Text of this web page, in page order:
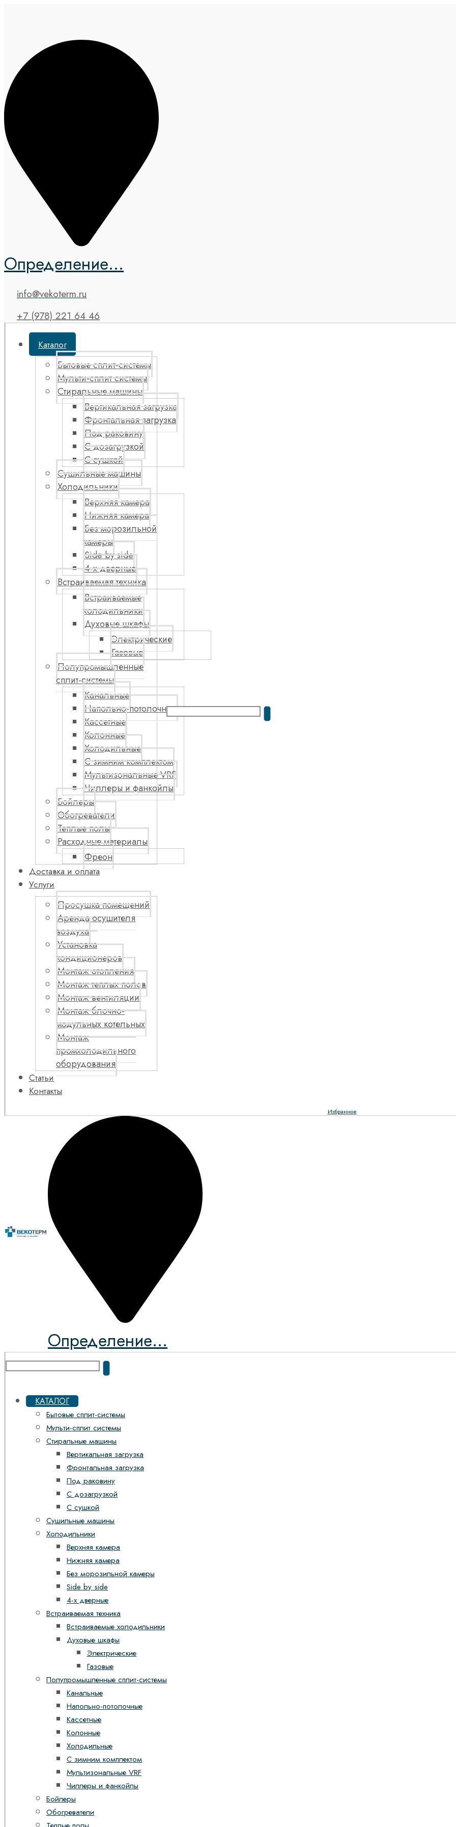
Определение...
info@vekoterm.ru
+7 (978) 221 64 46
Каталог
Бытовые сплит-системы
Мульти-сплит системы
Стиральные машины
Вертикальная загрузка
Фронтальная загрузка
Под раковину
С дозагрузкой
С сушкой
Сушильные машины
Холодильники
Верхняя камера
Нижняя камера
Без морозильной
камеры
Side by side
4-х дверные
Встраиваемая техника
Встраиваемые
холодильники
Духовые шкафы
Электрические
Газовые
Полупромышленные
сплит-системы
Канальные
Напольно-потолочные
Кассетные
Колонные
Холодильные
С зимним комплектом
Мультизональные VRF
Чиллеры и фанкойлы
Бойлеры
Обогреватели
Теплые полы
Расходные материалы
Фреон
Доставка и оплата
Услуги
Просушка помещений
Аренда осушителя
воздуха
Установка
кондиционеров
Монтаж отопления
Монтаж теплых полов
Монтаж вентиляции
Монтаж блочно-
модульных котельных
Монтаж
промхолодильного
оборудования
Статьи
Контакты
Избранное
Определение...
КАТАЛОГ
Бытовые сплит-системы
Мульти-сплит системы
Стиральные машины
Вертикальная загрузка
Фронтальная загрузка
Под раковину
С дозагрузкой
С сушкой
Сушильные машины
Холодильники
Верхняя камера
Нижняя камера
Без морозильной камеры
Side by side
4-х дверные
Встраиваемая техника
Встраиваемые холодильники
Духовые шкафы
Электрические
Газовые
Полупромышленные сплит-системы
Канальные
Напольно-потолочные
Кассетные
Колонные
Холодильные
С зимним комплектом
Мультизональные VRF
Чиллеры и фанкойлы
Бойлеры
Обогреватели